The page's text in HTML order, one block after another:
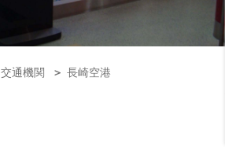
交通機関 長崎空港